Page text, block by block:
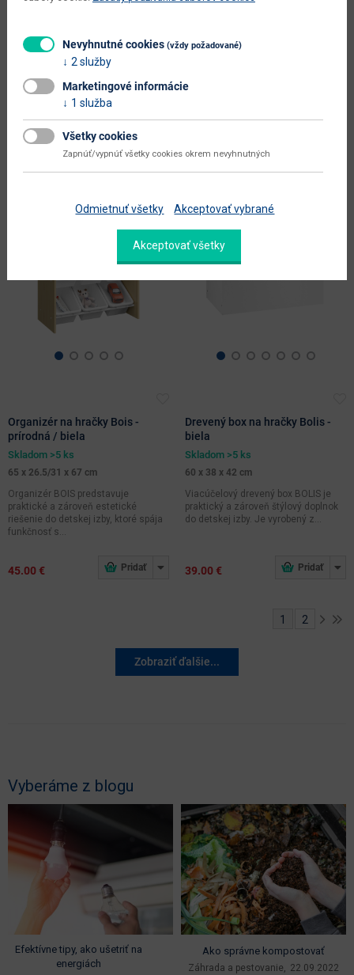
Madon - sivá
38 x 17 x 146 cm
Závesný organizér MADON je
neutrálnej sivej farbe. Má rozmery
(ŠxHxV): 38x17x146...
Trimal New - biela / kombinácia
svojím jednoduchým a funkčným
89.00 €
Organizér na hračky Bois -
prírodná / biela
Skladom >5 ks
65 x 26.5/31 x 67 cm
Organizér BOIS predstavuje
praktické a zároveň estetické
riešenie do detskej izby, ktoré spája
funkčnosť s...
45.00 €
Drevený box na hračky Bolis -
biela
Skladom >5 ks
60 x 38 x 42 cm
Viacúčelový drevený box BOLIS je
praktický a zároveň štýlový doplnok
do detskej izby. Je vyrobený z...
39.00 €
1 2
Zobraziť ďalšie...
Vyberáme z blogu
Efektívne tipy, ako ušetriť na
energiách
Ako správne kompostovať
Záhrada a pestovanie 22.09.2022
Nevyhnutné cookies (vždy požadované)
2 služby
Marketingové informácie
1 služba
Všetky cookies
Zapnúť/vypnúť všetky cookies okrem nevyhnutných
Odmietnuť všetky Akceptovať vybrané
Akceptovať všetky